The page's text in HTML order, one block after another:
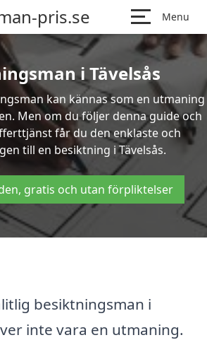
pris.se Menu
i Tävelsås
kan kännas som en utmaning
Men om du följer denna guide och
får du den enklaste och
till en besiktning i Tävelsås.
gratis och utan förpliktelser
besiktningsman i
inte vara en utmaning.